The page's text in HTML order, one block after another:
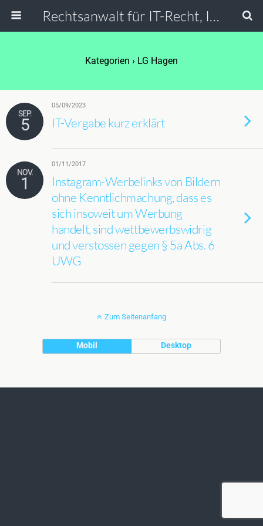
Rechtsanwalt für IT-Recht, Internetrecht, Datenschutz & Social Media
Kategorien › LG Hagen
SEP.
5
05/09/2023
IT-Vergabe kurz erklärt
NOV.
1
01/11/2017
Instagram-Werbelinks von Bildern
ohne Kenntlichmachung, dass es
sich insoweit um Werbung
handelt, sind wettbewerbswidrig
und verstossen gegen § 5a Abs. 6
UWG
Zum Seitenanfang
Mobil Desktop